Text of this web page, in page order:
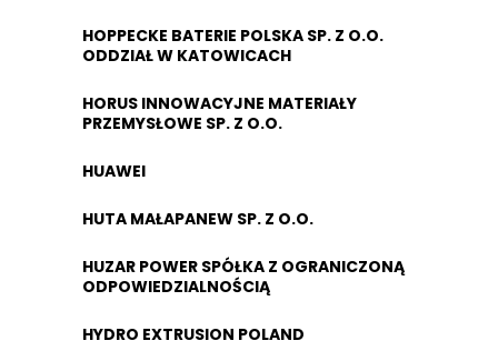
HOPPECKE BATERIE POLSKA SP. Z O.O.
ODDZIAŁ W KATOWICACH
HORUS INNOWACYJNE MATERIAŁY
PRZEMYSŁOWE SP. Z O.O.
HUAWEI
HUTA MAŁAPANEW SP. Z O.O.
HUZAR POWER SPÓŁKA Z OGRANICZONĄ
ODPOWIEDZIALNOŚCIĄ
HYDRO EXTRUSION POLAND